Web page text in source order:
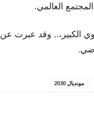
العالمي.
الكبير،.. وقد عبرت عن
مونديال 2030